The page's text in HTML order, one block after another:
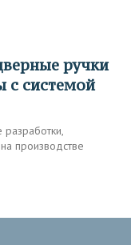
с системой
производстве